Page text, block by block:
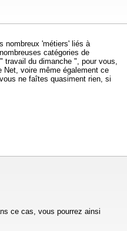
nombreux 'métiers' liés à
catégories de
travail du dimanche ", pour vous,
voire même également ce
ne faîtes quasiment rien, si
ce cas, vous pourrez ainsi